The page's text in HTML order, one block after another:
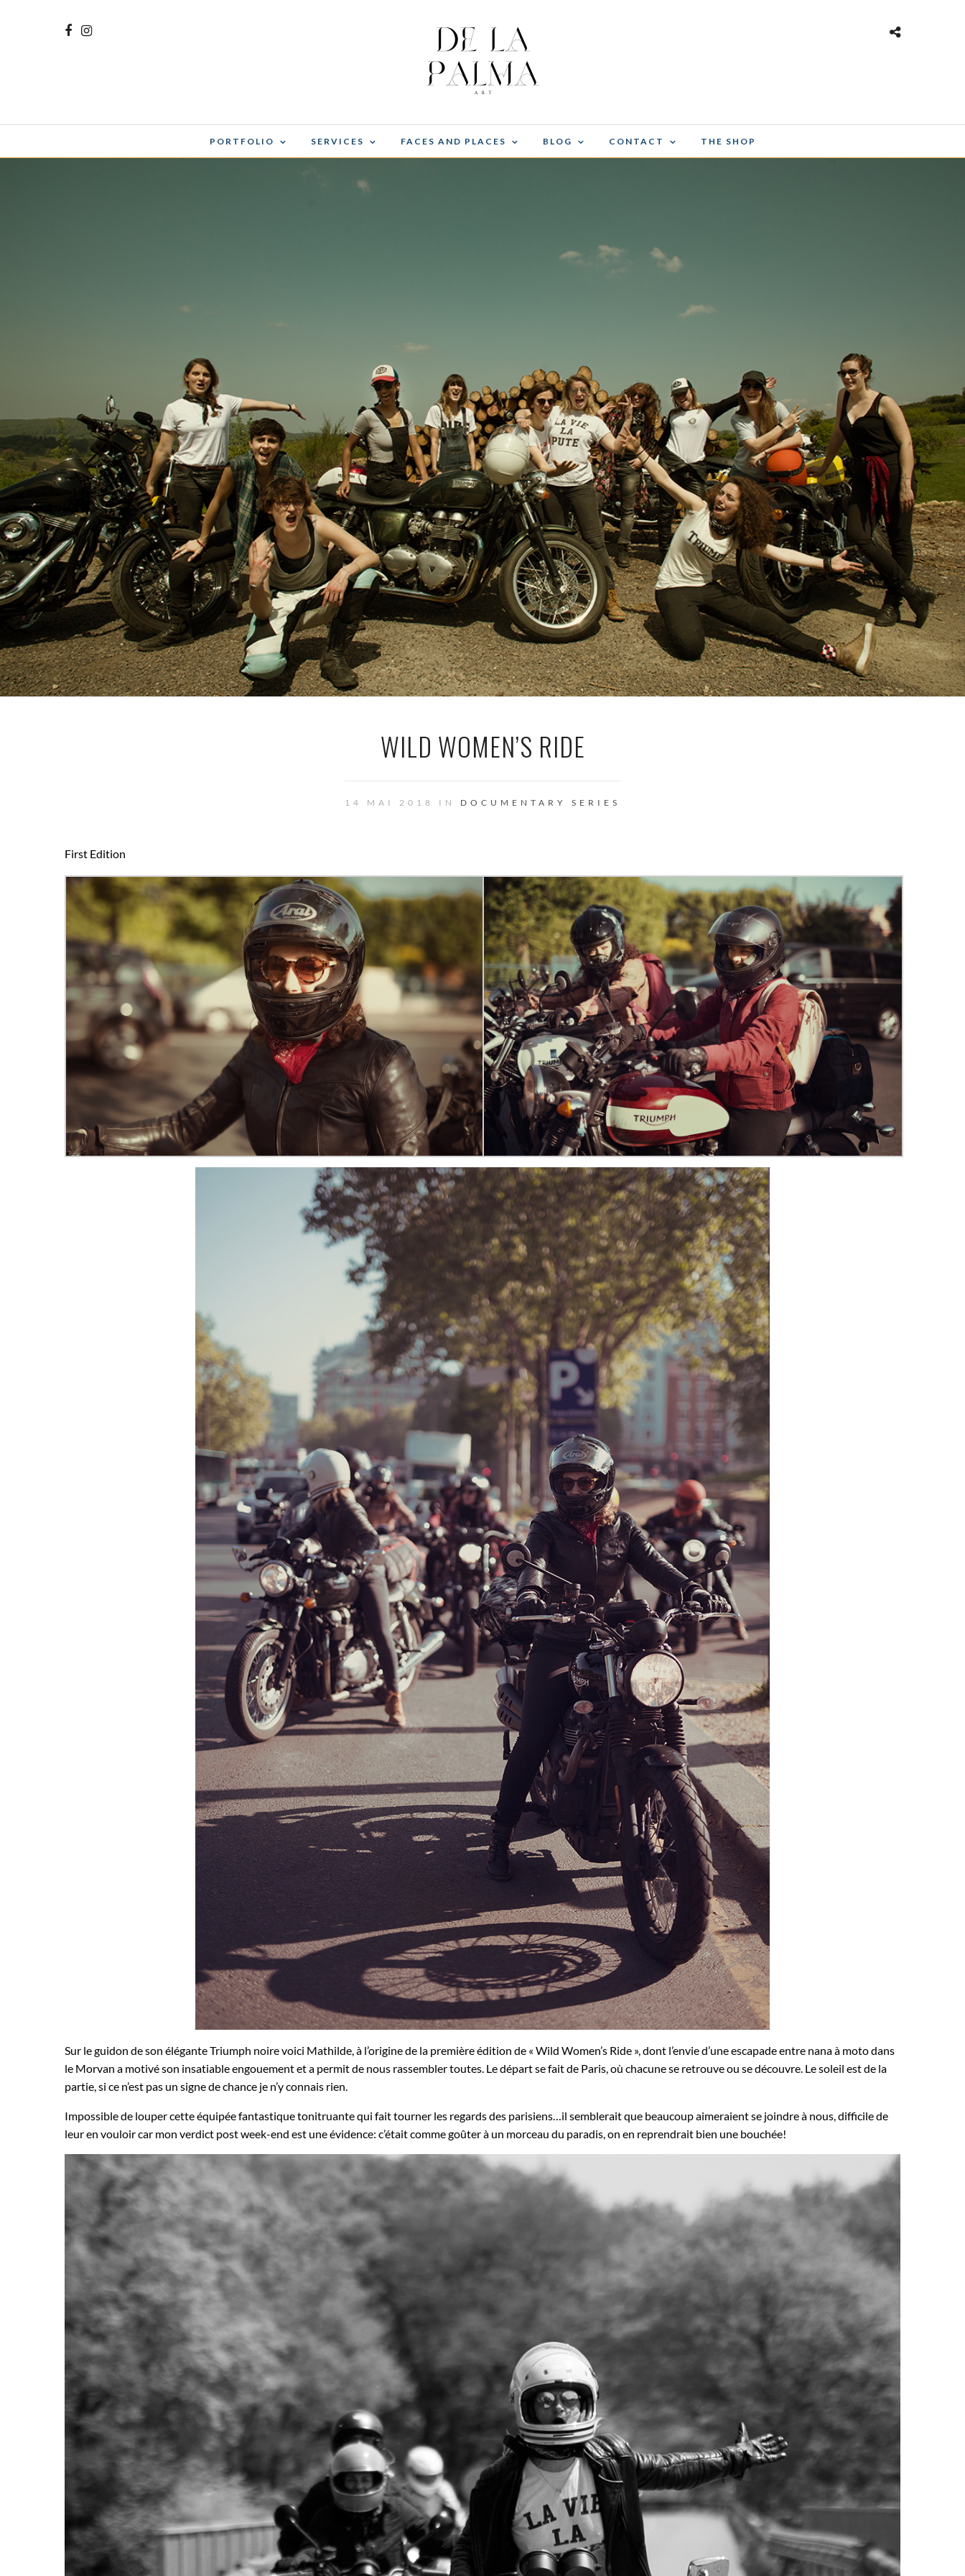
PORTFOLIO SERVICES FACES AND PLACES BLOG CONTACT THE SHOP
WILD WOMEN’S RIDE
14 MAI 2018 IN DOCUMENTARY SERIES
First Edition
Sur le guidon de son élégante Triumph noire voici Mathilde, à l’origine de la première édition de « Wild Women’s Ride », dont l’envie d’une escapade entre nana à moto dans
le Morvan a motivé son insatiable engouement et a permit de nous rassembler toutes. Le départ se fait de Paris, où chacune se retrouve ou se découvre. Le soleil est de la
partie, si ce n’est pas un signe de chance je n’y connais rien.
Impossible de louper cette équipée fantastique tonitruante qui fait tourner les regards des parisiens…il semblerait que beaucoup aimeraient se joindre à nous, difficile de
leur en vouloir car mon verdict post week-end est une évidence: c’était comme goûter à un morceau du paradis, on en reprendrait bien une bouchée!